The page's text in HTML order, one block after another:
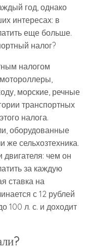
год, однако
интересах: в
еще больше.
налог?
налогом
морские, речные
транспортных
налога.
оборудованные
же сельхозтехника.
двигателя: чем он
за каждую
ставка на
с 12 рублей
100 л. с. и доходит